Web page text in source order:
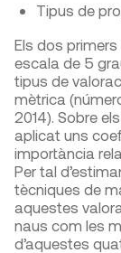
Tipus de
Els dos
escala de 5
tipus de
mètrica
2014). Sobre
aplicat uns
importància
Per tal
tècniques de
aquestes
naus com les
d’aquestes